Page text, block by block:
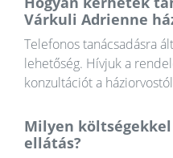
Várkuli Adrienne
Telefonos tanácsadásra
lehetőség. Hívjuk a
konzultációt a
Milyen
ellátás?